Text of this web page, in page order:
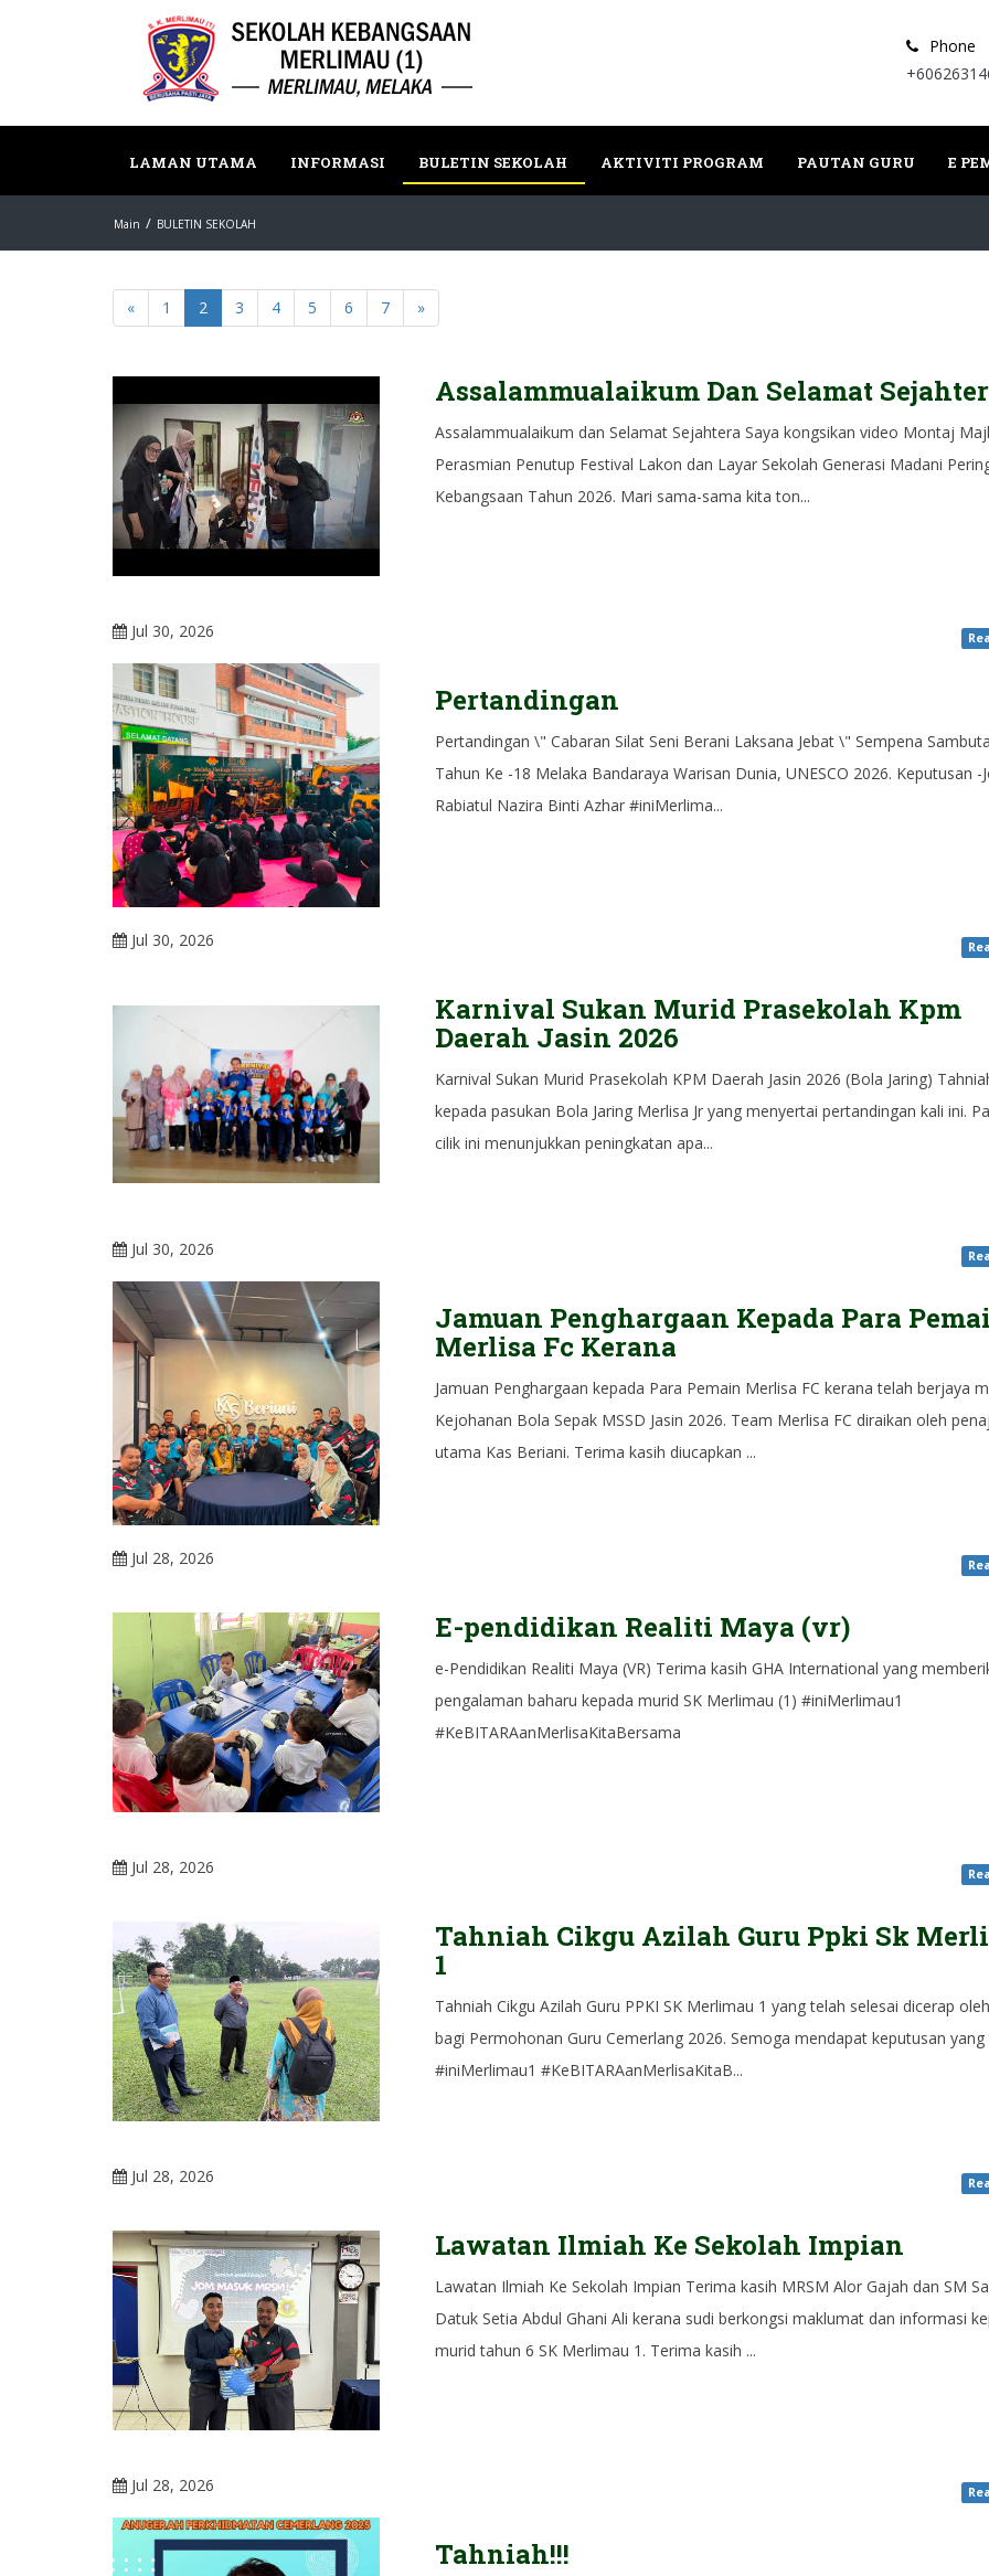
Phone
LAMAN UTAMA INFORMASI BULETIN SEKOLAH AKTIVITI PROGRAM PAUTAN GURU E
Main BULETIN SEKOLAH
« 1 2 3 4 5 6 7 »
Assalammualaikum Dan Selamat
Assalammualaikum dan Selamat Sejahtera Saya kongsikan video Montaj
Perasmian Penutup Festival Lakon dan Layar Sekolah Generasi Madani
Kebangsaan Tahun 2026. Mari sama-sama kita ton...
Jul 30, 2026
Pertandingan
Pertandingan \" Cabaran Silat Seni Berani Laksana Jebat \" Sempena
Tahun Ke -18 Melaka Bandaraya Warisan Dunia, UNESCO 2026. Keputusan -
Rabiatul Nazira Binti Azhar #iniMerlima...
Jul 30, 2026
Karnival Sukan Murid Prasekolah Kpm
Daerah Jasin 2026
Karnival Sukan Murid Prasekolah KPM Daerah Jasin 2026 (Bola Jaring)
kepada pasukan Bola Jaring Merlisa Jr yang menyertai pertandingan kali ini.
cilik ini menunjukkan peningkatan apa...
Jul 30, 2026
Jamuan Penghargaan Kepada Para
Merlisa Fc Kerana
Jamuan Penghargaan kepada Para Pemain Merlisa FC kerana telah berjaya
Kejohanan Bola Sepak MSSD Jasin 2026. Team Merlisa FC diraikan oleh
utama Kas Beriani. Terima kasih diucapkan ...
Jul 28, 2026
E-pendidikan Realiti Maya (vr)
e-Pendidikan Realiti Maya (VR) Terima kasih GHA International yang
pengalaman baharu kepada murid SK Merlimau (1) #iniMerlimau1
#KeBITARAanMerlisaKitaBersama
Jul 28, 2026
Tahniah Cikgu Azilah Guru Ppki Sk
1
Tahniah Cikgu Azilah Guru PPKI SK Merlimau 1 yang telah selesai dicerap
bagi Permohonan Guru Cemerlang 2026. Semoga mendapat keputusan yang
#iniMerlimau1 #KeBITARAanMerlisaKitaB...
Jul 28, 2026
Lawatan Ilmiah Ke Sekolah Impian
Lawatan Ilmiah Ke Sekolah Impian Terima kasih MRSM Alor Gajah dan SM
Datuk Setia Abdul Ghani Ali kerana sudi berkongsi maklumat dan informasi
murid tahun 6 SK Merlimau 1. Terima kasih ...
Jul 28, 2026
Tahniah!!!